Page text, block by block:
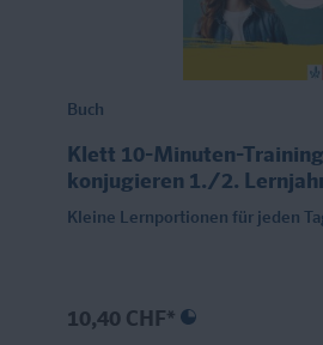
Buch
Klett 10-Minuten-
konjugieren 1./2.
Kleine Lernportionen für jeden
10,40 CHF*